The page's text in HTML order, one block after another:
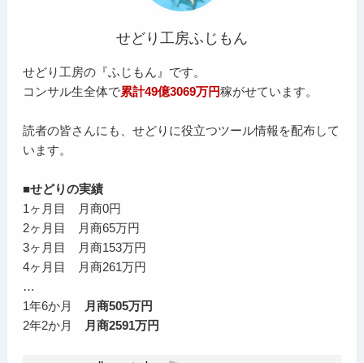
せどり工房ふじもん
せどり工房の『ふじもん』です。
コンサル生全体で累計49億3069万円稼がせています。
読者の皆さんにも、せどりに役立つツール情報を配布して
います。
■せどりの実績
1ヶ月目 月商0円
2ヶ月目 月商65万円
3ヶ月目 月商153万円
4ヶ月目 月商261万円
…
1年6か月
月商505万円
2年2か月
月商2591万円